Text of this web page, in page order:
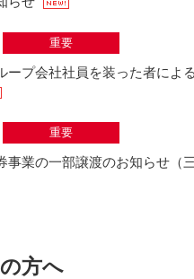
重要
ープ会社社員を装った者によ
重要
事業の一部譲渡のお知らせ（三
方へ